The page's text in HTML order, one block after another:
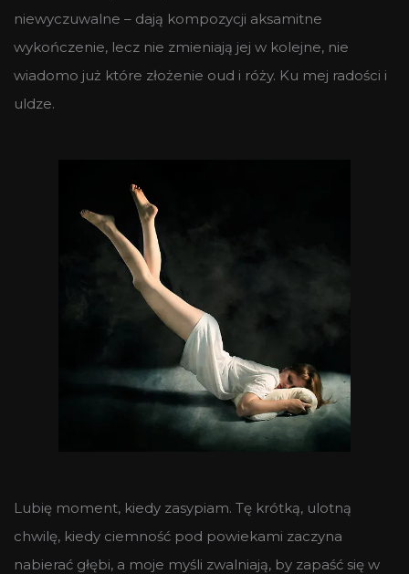
niewyczuwalne – dają kompozycji aksamitne
wykończenie, lecz nie zmieniają jej w kolejne, nie
wiadomo już które złożenie oud i róży. Ku mej radości i
uldze.
Lubię moment, kiedy zasypiam. Tę krótką, ulotną
chwilę, kiedy ciemność pod powiekami zaczyna
nabierać głębi, a moje myśli zwalniają, by zapaść się w